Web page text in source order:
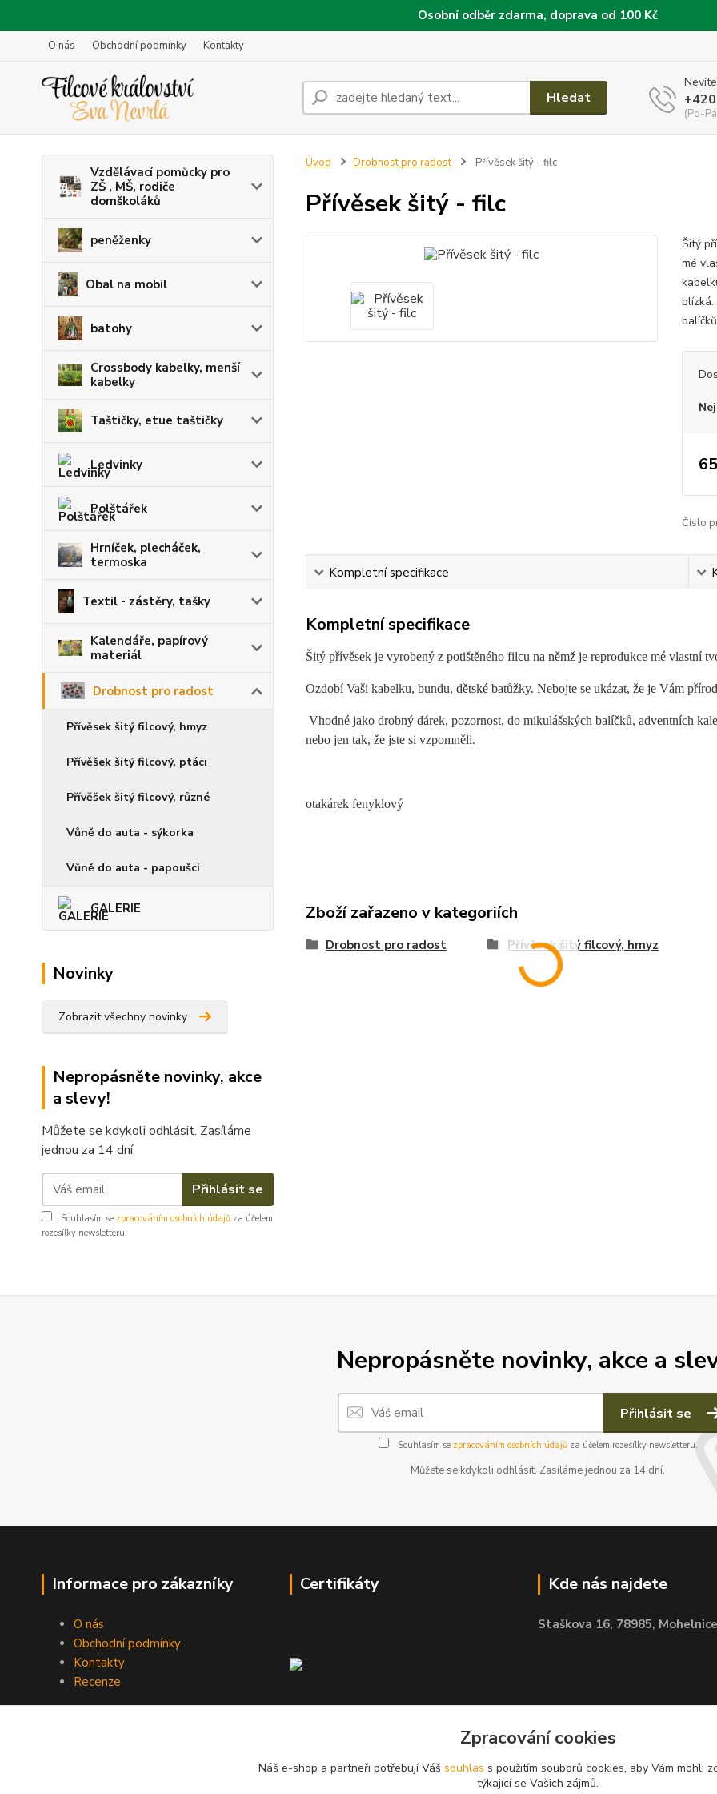
Osobní odběr zdarma, doprava od 100 Kč
O nás Obchodní podmínky Kontakty
Hledat
(Po-
Vzdělávací pomůcky pro
ZŠ , MŠ, rodiče
domškoláků
peněženky
Obal na mobil
batohy
Crossbody kabelky, menší
kabelky
Taštičky, etue taštičky
Ledvinky
Polštářek
Hrníček, plecháček,
termoska
Textil - zástěry, tašky
Kalendáře, papírový
materiál
Drobnost pro radost
Přívěsek šitý filcový, hmyz
Přívěšek šitý filcový, ptáci
Přívěšek šitý filcový, různé
Vůně do auta - sýkorka
Vůně do auta - papoušci
GALERIE
Novinky
Zobrazit všechny novinky
Nepropásněte novinky, akce
a slevy!
Můžete se kdykoli odhlásit. Zasíláme
jednou za 14 dní.
Přihlásit se
Souhlasím se zpracováním osobních údajů za účelem
rozesílky newsletteru.
Úvod Drobnost pro radost Přívěsek šitý - filc
Přívěsek šitý - filc
Šitý
mé
Číslo
Kompletní specifikace
Kompletní specifikace
Šitý přívěsek je vyrobený z potištěného filcu na němž je reprodukce mé vlastní
Ozdobí Vaši kabelku, bundu, dětské batůžky. Nebojte se ukázat, že je Vám
Vhodné jako drobný dárek, pozornost, do mikulášských balíčků, adventních
nebo jen tak, že jste si vzpomněli.
otakárek fenyklový
Zboží zařazeno v kategoriích
Drobnost pro radost Přívěsek šitý filcový, hmyz
Nepropásněte novinky, akce a
Přihlásit se
Souhlasím se zpracováním osobních údajůza účelem rozesílky newsletteru.
Můžete se kdykoli odhlásit. Zasíláme jednou za 14 dní.
Informace pro zákazníky
O nás
Obchodní podmínky
Kontakty
Recenze
Certifikáty Kde nás najdete
Staškova 16, 78985, Mohelnice
Zpracování cookies
Náš e-shop a partneři potřebují Váš souhlas s použitím souborů cookies, aby Vám mohli
týkající se Vašich zájmů.